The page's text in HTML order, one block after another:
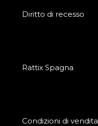
Diritto di recesso
Rattix Spagna
Condizioni di vendita